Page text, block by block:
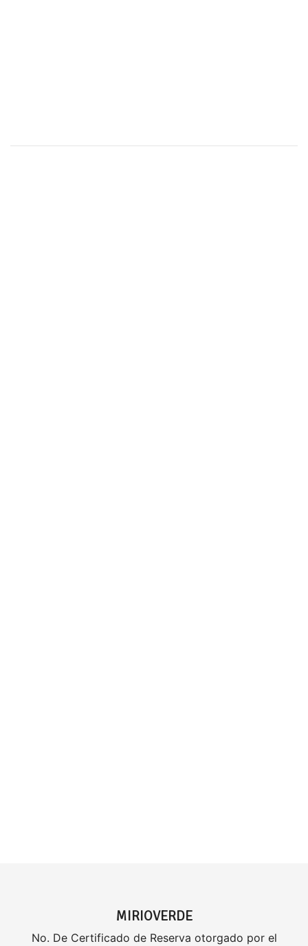
MIRIOVERDE
No. De Certificado de Reserva otorgado por el